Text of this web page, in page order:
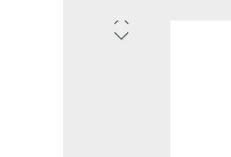
Bildergalerie überspringen